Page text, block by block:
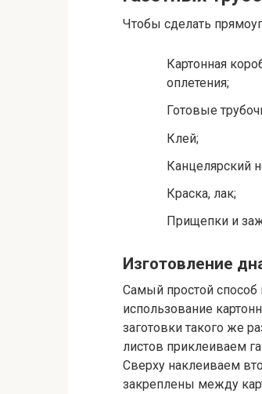
Чтобы сделать
Картонная
оплетения;
Готовые
Клей;
Канцелярский
Краска, лак;
Прищепки и
Изготовление
Самый простой способ
использование
заготовки такого же
листов приклеиваем
Сверху наклеиваем
закреплены между